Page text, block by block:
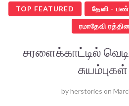
TOP FEATURED தேனி -
ரமாதேவி
சரளைக்காட்டில்
சுயம்புகள்
byherstories on